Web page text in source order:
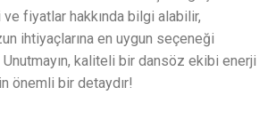
fiyatlar hakkında bilgi alabilir,
ihtiyaçlarına en uygun seçeneği
kaliteli bir dansöz ekibi enerji
önemli bir detaydır!